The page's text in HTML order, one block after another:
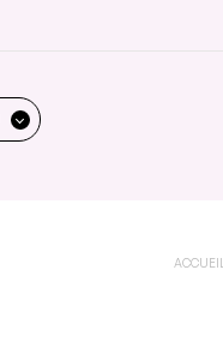
ACCUEIL